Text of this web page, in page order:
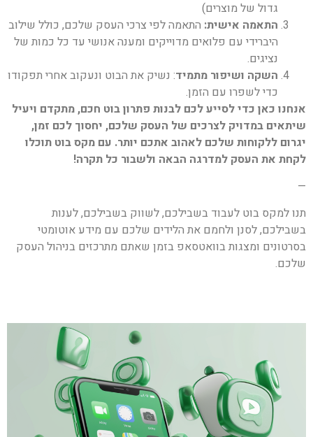
גדול של מוצרים)
התאמה אישית: התאמה לפי צרכי העסק שלכם, כולל שילוב
היברידי עם פלואים מדוייקים ומענה אנושי עד כל כמות של
נציגים.
השקה ושיפור מתמיד: נשיק את הבוט ונעקוב אחרי תפקודו
כדי לשפרו עם הזמן.
אנחנו כאן כדי לסייע לכם לבנות פתרון בוט חכם, מתקדם ויעיל
שיתאים במדויק לצרכים של העסק שלכם, יחסוך לכם זמן,
יגרום ללקוחות שלכם לאהוב אתכם יותר. עם מקס בוט תוכלו
לקחת את העסק למדרגה הבאה ולשבור כל תקרה!
—
תנו למקס בוט לעבוד בשבילכם, לשווק בשבילכם, לענות
בשבילכם, לסנן ולחמם את הלידים שלכם עם מידע אוטומטי
בסרטונים ומצגות בוואטסאפ בזמן שאתם מתרכזים בניהול העסק
שלכם.